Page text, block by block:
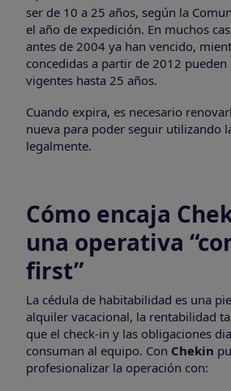
ser de 10 a 25 años, según la
el año de expedición. En muchos
antes de 2004 ya han vencido,
concedidas a partir de 2012
vigentes hasta 25 años.
Cuando expira, es necesario
nueva para poder seguir utilizando
legalmente.
Cómo encaja
una operativa
first”
La cédula de habitabilidad es una
alquiler vacacional, la rentabilidad
que el check-in y las obligaciones
consuman al equipo. Con Chekin
profesionalizar la operación con: